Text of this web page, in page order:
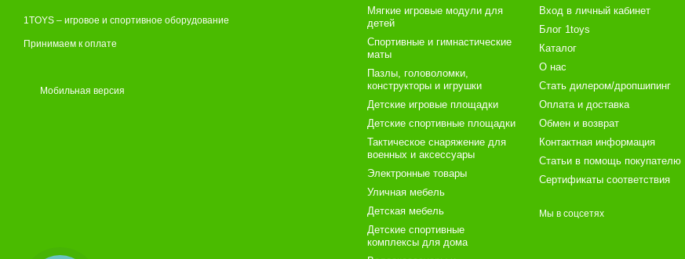
1TOYS – игровое и спортивное оборудование
Принимаем к оплате
Мобильная версия
Мягкие игровые модули для
детей
Спортивные и гимнастические
маты
Пазлы, головоломки,
конструкторы и игрушки
Детские игровые площадки
Детские спортивные площадки
Тактическое снаряжение для
военных и аксессуары
Электронные товары
Уличная мебель
Детская мебель
Детские спортивные
комплексы для дома
Вход в личный кабинет
Блог 1toys
Каталог
О нас
Стать дилером/дропшипинг
Оплата и доставка
Обмен и возврат
Контактная информация
Статьи в помощь покупателю
Сертификаты соответствия
Мы в соцсетях